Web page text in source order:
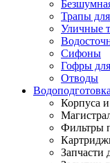
Трапы
Уличные
Сифоны
Гофры
Отводы
Водоподготовка
Корпуса
Фильтры
Запчасти